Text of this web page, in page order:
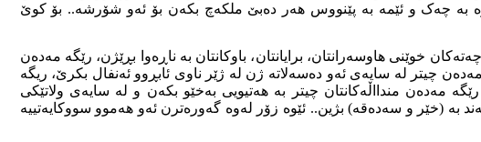
بە چەک و ئێمە بە پێنووس هەر دەبێ ملکەچ بکەن بۆ ئەو شۆرشە.. بۆ کوێ
خوێنی هاوسەرانتان، برایانتان، باوکانتان بە ناڕەوا بڕێژن، رێگە مەدەن
چیتر لە سایەی ئەو دەسەلاتە ژن لە ژێر ناوی ئابڕوو ئەنفال بکرێ، ریگە
مەدەن مندااڵەکانتان چیتر بە هەتیویی بەخێو بکەن و لە سایەی ولاتێکی
بە (خێر و سەدەقە) بژین.. ئێوە زۆر لەوە گەورەترن ئەو هەموو سووکایەتییە